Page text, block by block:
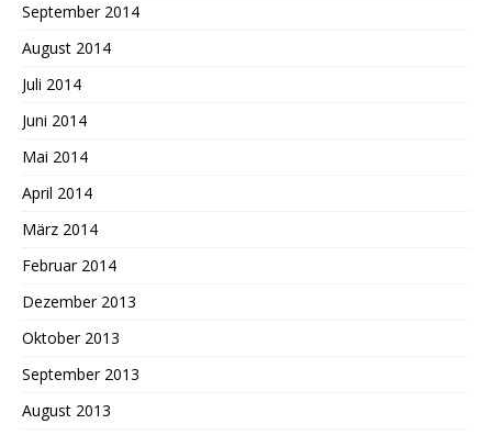
September 2014
August 2014
Juli 2014
Juni 2014
Mai 2014
April 2014
März 2014
Februar 2014
Dezember 2013
Oktober 2013
September 2013
August 2013